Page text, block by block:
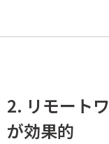
2. リモート
が効果的